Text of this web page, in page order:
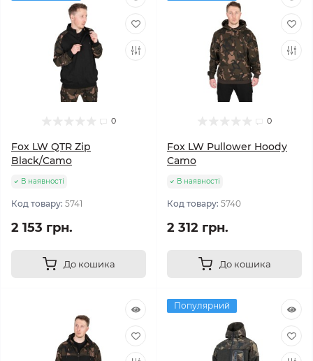
0
Fox LW QTR Zip
Black/Camo
В наявності
Код товару: 5741
2 153 грн.
До кошика
0
Fox LW Pullower Hoody
Camo
В наявності
Код товару: 5740
2 312 грн.
До кошика
Популярний